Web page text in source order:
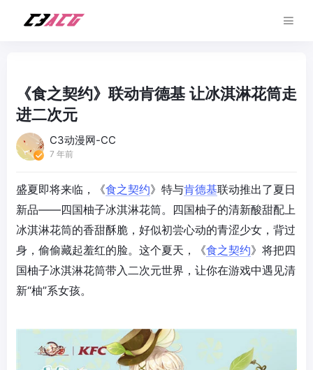
《食之契约》联动肯德基 让冰淇淋花筒走
进二次元
C3动漫网-CC
7 年前
盛夏即将来临，《食之契约》特与肯德基联动推出了夏日
新品——四国柚子冰淇淋花筒。四国柚子的清新酸甜配上
冰淇淋花筒的香甜酥脆，好似初尝心动的青涩少女，背过
身，偷偷藏起羞红的脸。这个夏天，《食之契约》将把四
国柚子冰淇淋花筒带入二次元世界，让你在游戏中遇见清
新“柚”系女孩。